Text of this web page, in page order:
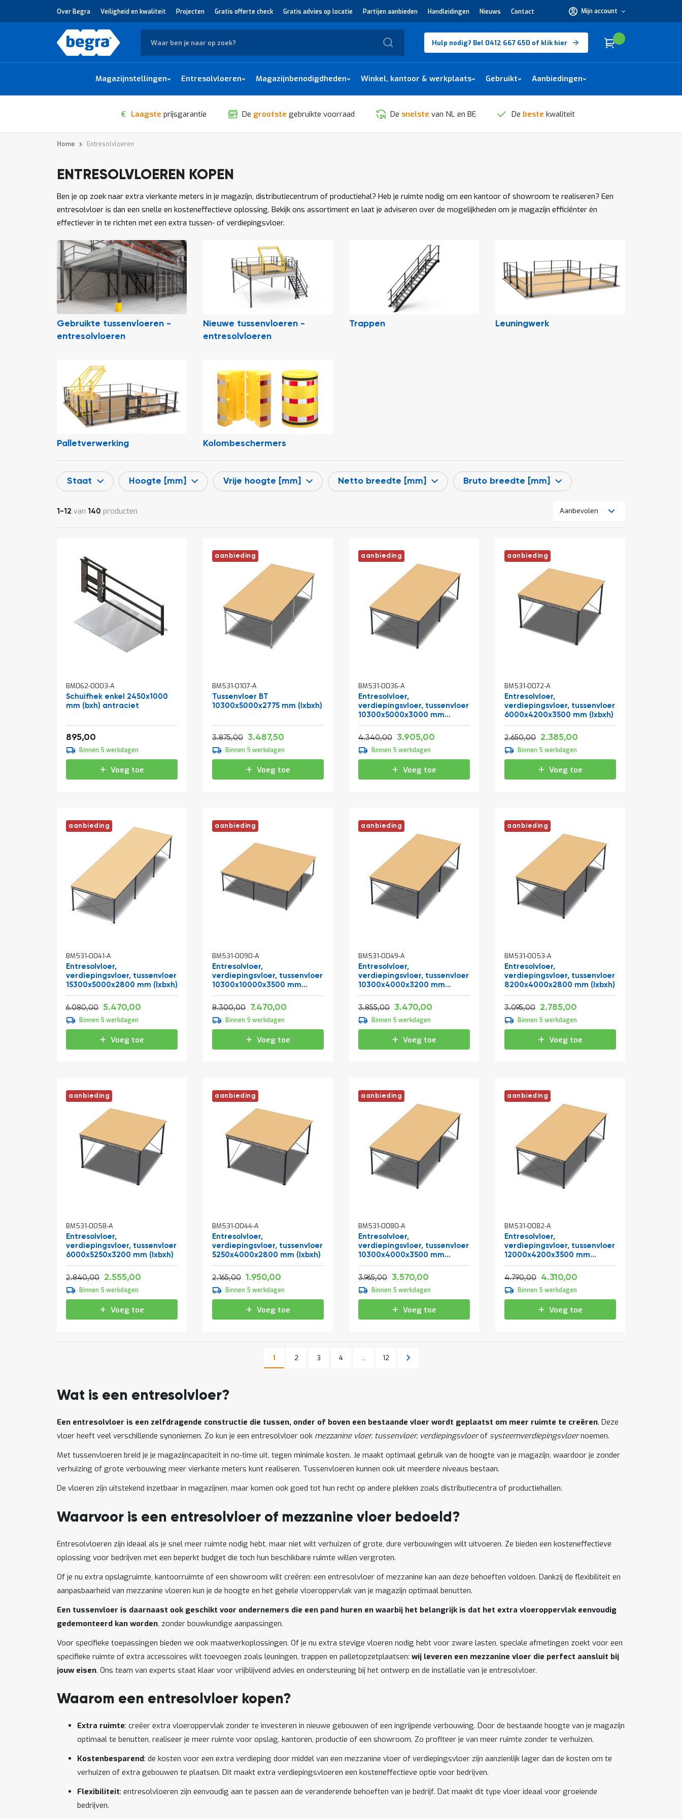
Over Begra Veiligheid en kwaliteit Projecten Gratis offerte check Gratis advies op locatie Partijen aanbieden Handleidingen Nieuws Contact Mijn account
nodig?
Zoek Hulp nodig? Bel 0412 667 650 of klik hier Winkelwagen
Cart
Magazijnstellingen Entresolvloeren Magazijnbenodigdheden Winkel, kantoor & werkplaats Gebruikt Aanbiedingen
€ Laagste prijsgarantie De grootste gebruikte voorraad De snelste van NL en BE De beste kwaliteit
Home Entresolvloeren
ENTRESOLVLOEREN KOPEN
Ben je op zoek naar extra vierkante meters in je magazijn, distributiecentrum of productiehal? Heb je ruimte nodig om een kantoor of showroom te realiseren? Een
entresolvloer is dan een snelle en kosteneffectieve oplossing. Bekijk ons assortiment en laat je adviseren over de mogelijkheden om je magazijn efficiënter én
effectiever in te richten met een extra tussen- of verdiepingsvloer.
Gebruikte tussenvloeren -
entresolvloeren
Nieuwe tussenvloeren -
entresolvloeren
Trappen Leuningwerk
Palletverwerking Kolombeschermers
Staat Hoogte [mm] Vrije hoogte [mm] Netto breedte [mm] Bruto breedte [mm]
Lijst
1 -12 van 140 producten
BM062-0003-A
Schuifhek enkel 2450x1000
mm (bxh) antraciet
Vanaf
895,00
Binnen 5 werkdagen
Voeg toe
aanbieding
BM531-0107-A
Tussenvloer BT
10300x5000x2775 mm (lxbxh)
Normale prijs
3.875,00 4.688,75
Vanaf
3.487,50
Binnen 5 werkdagen
Voeg toe
aanbieding
BM531-0036-A
Entresolvloer,
verdiepingsvloer, tussenvloer
10300x5000x3000 mm
(lxbxh)
Normale prijs
4.340,00 5.251,40
Vanaf
3.905,00
Binnen 5 werkdagen
Voeg toe
aanbieding
BM531-0072-A
Entresolvloer,
verdiepingsvloer, tussenvloer
6000x4200x3500 mm (lxbxh)
Normale prijs
2.650,00 3.206,50
Vanaf
2.385,00
Binnen 5 werkdagen
Voeg toe
aanbieding
BM531-0041-A
Entresolvloer,
verdiepingsvloer, tussenvloer
15300x5000x2800 mm (lxbxh)
Normale prijs
6.080,00 7.356,80
Vanaf
5.470,00
Binnen 5 werkdagen
Voeg toe
aanbieding
BM531-0090-A
Entresolvloer,
verdiepingsvloer, tussenvloer
10300x10000x3500 mm
(lxbxh)
Normale prijs
8.300,00 10.043,00
Vanaf
7.470,00
Binnen 5 werkdagen
Voeg toe
aanbieding
BM531-0049-A
Entresolvloer,
verdiepingsvloer, tussenvloer
10300x4000x3200 mm
(lxbxh)
Normale prijs
3.855,00 4.664,55
Vanaf
3.470,00
Binnen 5 werkdagen
Voeg toe
aanbieding
BM531-0053-A
Entresolvloer,
verdiepingsvloer, tussenvloer
8200x4000x2800 mm (lxbxh)
Normale prijs
3.095,00 3.744,95
Vanaf
2.785,00
Binnen 5 werkdagen
Voeg toe
aanbieding
BM531-0058-A
Entresolvloer,
verdiepingsvloer, tussenvloer
6000x5250x3200 mm (lxbxh)
Normale prijs
2.840,00 3.436,40
Vanaf
2.555,00
Binnen 5 werkdagen
Voeg toe
aanbieding
BM531-0044-A
Entresolvloer,
verdiepingsvloer, tussenvloer
5250x4000x2800 mm (lxbxh)
Normale prijs
2.165,00 2.619,65
Vanaf
1.950,00
Binnen 5 werkdagen
Voeg toe
aanbieding
BM531-0080-A
Entresolvloer,
verdiepingsvloer, tussenvloer
10300x4000x3500 mm
(lxbxh)
Normale prijs
3.965,00 4.797,65
Vanaf
3.570,00
Binnen 5 werkdagen
Voeg toe
aanbieding
BM531-0082-A
Entresolvloer,
verdiepingsvloer, tussenvloer
12000x4200x3500 mm
(lxbxh)
Normale prijs
4.790,00 5.795,90
Vanaf
4.310,00
Binnen 5 werkdagen
Voeg toe
Pagina
U lees momenteel pagina
1 Pagina
2 Pagina
3 Pagina
4 ... Pagina
12 Pagina
Volgende
Wat is een entresolvloer?
Een entresolvloer is een zelfdragende constructie die tussen, onder of boven een bestaande vloer wordt geplaatst om meer ruimte te creëren. Deze
vloer heeft veel verschillende synoniemen. Zo kun je een entresolvloer ook mezzanine vloer, tussenvloer, verdiepingsvloerof systeemverdiepingsvloernoemen.
Met tussenvloeren breid je je magazijncapaciteit in no-time uit, tegen minimale kosten. Je maakt optimaal gebruik van de hoogte van je magazijn, waardoor je zonder
verhuizing of grote verbouwing meer vierkante meters kunt realiseren. Tussenvloeren kunnen ook uit meerdere niveaus bestaan.
De vloeren zijn uitstekend inzetbaar in magazijnen, maar komen ook goed tot hun recht op andere plekken zoals distributiecentra of productiehallen.
Waarvoor is een entresolvloer of mezzanine vloer bedoeld?
Entresolvloeren zijn ideaal als je snel meer ruimte nodig hebt, maar niet wilt verhuizen of grote, dure verbouwingen wilt uitvoeren. Ze bieden een kosteneffectieve
oplossing voor bedrijven met een beperkt budget die toch hun beschikbare ruimte willen vergroten.
Of je nu extra opslagruimte, kantoorruimte of een showroom wilt creëren: een entresolvloer of mezzanine kan aan deze behoeften voldoen. Dankzij de flexibiliteit en
aanpasbaarheid van mezzanine vloeren kun je de hoogte en het gehele vloeroppervlak van je magazijn optimaal benutten.
Een tussenvloer is daarnaast ook geschikt voor ondernemers die een pand huren en waarbij het belangrijk is dat het extra vloeroppervlak eenvoudig
gedemonteerd kan worden, zonder bouwkundige aanpassingen.
Voor specifieke toepassingen bieden we ook maatwerkoplossingen. Of je nu extra stevige vloeren nodig hebt voor zware lasten, speciale afmetingen zoekt voor een
specifieke ruimte of extra accessoires wilt toevoegen zoals leuningen, trappen en palletopzetplaatsen: wij leveren een mezzanine vloer die perfect aansluit bij
jouw eisen. Ons team van experts staat klaar voor vrijblijvend advies en ondersteuning bij het ontwerp en de installatie van je entresolvloer.
Waarom een entresolvloer kopen?
Extra ruimte: creëer extra vloeroppervlak zonder te investeren in nieuwe gebouwen of een ingrijpende verbouwing. Door de bestaande hoogte van je magazijn
optimaal te benutten, realiseer je meer ruimte voor opslag, kantoren, productie of een showroom. Zo profiteer je van meer ruimte zonder te verhuizen.
Kostenbesparend: de kosten voor een extra verdieping door middel van een mezzanine vloer of verdiepingsvloer zijn aanzienlijk lager dan de kosten om te
verhuizen of extra gebouwen te plaatsen. Dit maakt extra verdiepingsvloeren een kosteneffectieve optie voor bedrijven.
Flexibiliteit: entresolvloeren zijn eenvoudig aan te passen aan de veranderende behoeften van je bedrijf. Dat maakt dit type vloer ideaal voor groeiende
bedrijven.